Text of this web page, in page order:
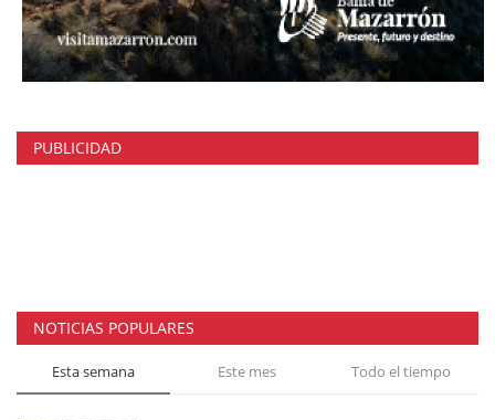
PUBLICIDAD
NOTICIAS POPULARES
Esta semana Este mes Todo el tiempo